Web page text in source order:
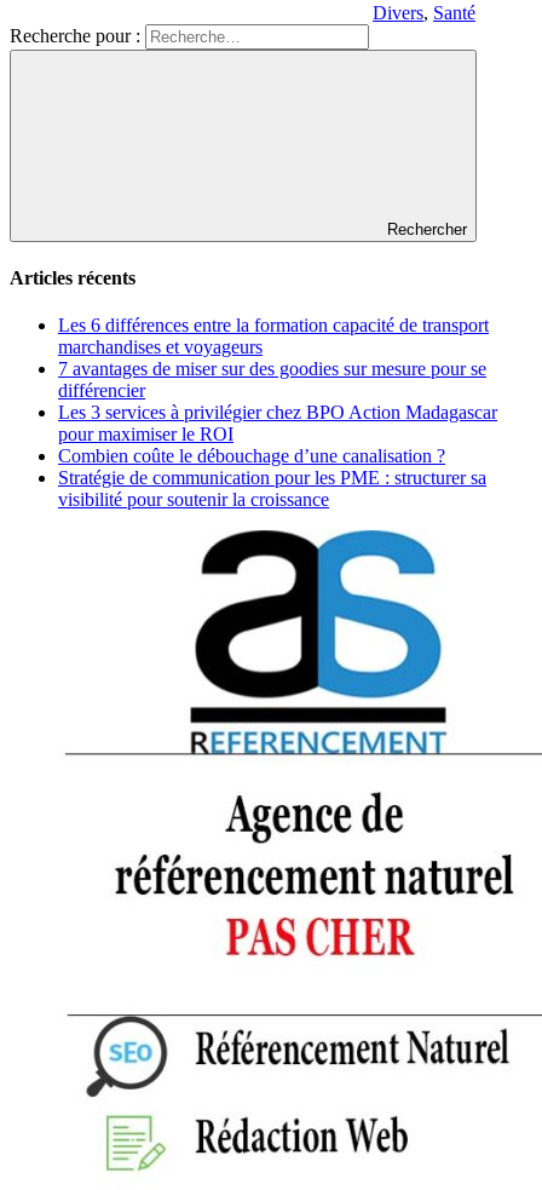
Divers, Santé
Recherche pour :
Rechercher
Articles récents
Les 6 différences entre la formation capacité de transport
marchandises et voyageurs
7 avantages de miser sur des goodies sur mesure pour se
différencier
Les 3 services à privilégier chez BPO Action Madagascar
pour maximiser le ROI
Combien coûte le débouchage d’une canalisation ?
Stratégie de communication pour les PME : structurer sa
visibilité pour soutenir la croissance